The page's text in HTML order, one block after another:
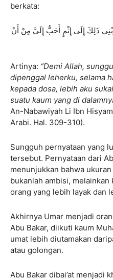
berkata:
ذَلِكَ إِلَى إِثْمٍ أَحَبُّ إِلَيَّ مِنْ أَنْ
Artinya: “Demi Allah,
dipenggal leherku, selama
kepada dosa, lebih aku
suatu kaum yang di
An-Nabawiyah Li Ibn
Arabi. Hal. 309-310).
Sungguh pernyataan yang
tersebut. Pernyataan dari
menunjukkan bahwa
bukanlah ambisi, melainkan
orang yang lebih layak dan
Akhirnya Umar menjadi
Abu Bakar, diikuti kaum
umat lebih diutamakan
atau golongan.
Abu Bakar dibai’at menjadi